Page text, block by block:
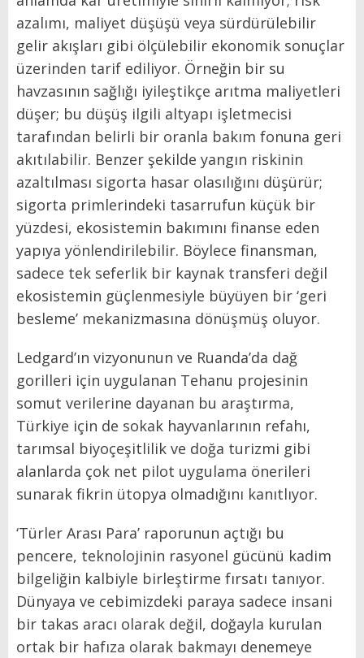
azalımı, maliyet düşüşü veya sürdürülebilir
gelir akışları gibi ölçülebilir ekonomik sonuçlar
üzerinden tarif ediliyor. Örneğin bir su
havzasının sağlığı iyileştikçe arıtma maliyetleri
düşer; bu düşüş ilgili altyapı işletmecisi
tarafından belirli bir oranla bakım fonuna geri
akıtılabilir. Benzer şekilde yangın riskinin
azaltılması sigorta hasar olasılığını düşürür;
sigorta primlerindeki tasarrufun küçük bir
yüzdesi, ekosistemin bakımını finanse eden
yapıya yönlendirilebilir. Böylece finansman,
sadece tek seferlik bir kaynak transferi değil
ekosistemin güçlenmesiyle büyüyen bir ‘geri
besleme’ mekanizmasına dönüşmüş oluyor.
Ledgard’ın vizyonunun ve Ruanda’da dağ
gorilleri için uygulanan Tehanu projesinin
somut verilerine dayanan bu araştırma,
Türkiye için de sokak hayvanlarının refahı,
tarımsal biyoçeşitlilik ve doğa turizmi gibi
alanlarda çok net pilot uygulama önerileri
sunarak fikrin ütopya olmadığını kanıtlıyor.
‘Türler Arası Para’ raporunun açtığı bu
pencere, teknolojinin rasyonel gücünü kadim
bilgeliğin kalbiyle birleştirme fırsatı tanıyor.
Dünyaya ve cebimizdeki paraya sadece insani
bir takas aracı olarak değil, doğayla kurulan
ortak bir hafıza olarak bakmayı denemeye